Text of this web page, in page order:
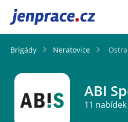
JenPráce.cz
Brigády Neratovice
ABI
11